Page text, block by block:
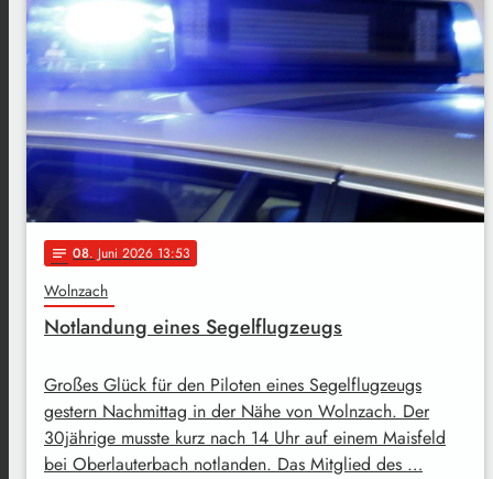
notes 08. Juni 2026 13:53
Wolnzach
Notlandung eines Segelflugzeugs
Großes Glück für den Piloten eines Segelflugzeugs
gestern Nachmittag in der Nähe von Wolnzach. Der
30jährige musste kurz nach 14 Uhr auf einem Maisfeld
bei Oberlauterbach notlanden. Das Mitglied des …